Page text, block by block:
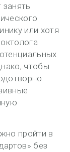
или хотя
чтобы
пройти в
без